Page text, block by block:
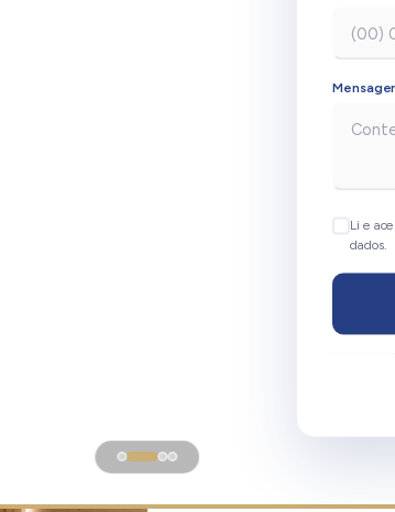
Li e
dados.